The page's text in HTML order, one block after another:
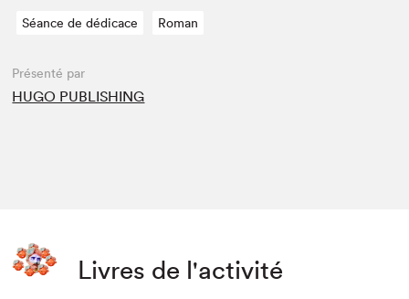
Séance de dédicace Roman
Présenté par
HUGO PUBLISHING
Livres de l'activité